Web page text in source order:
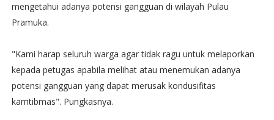
mengetahui adanya potensi gangguan di wilayah Pulau
Pramuka.
"Kami harap seluruh warga agar tidak ragu untuk melaporkan
kepada petugas apabila melihat atau menemukan adanya
potensi gangguan yang dapat merusak kondusifitas
kamtibmas". Pungkasnya.